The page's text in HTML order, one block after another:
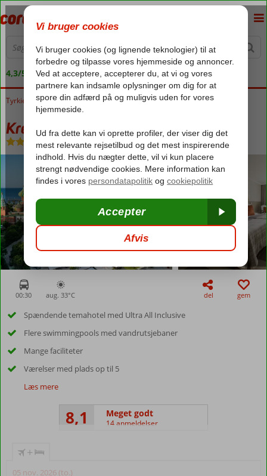
4,3/5 på Trustpilot
Forside
Tyrkiet Tyrkiets sydkyst Antalya Kundu Kremlin Palace
Kremlin Palace
Ultra All Inclusive- Hotel
00:30 aug. 33°C del gem
Spændende temahotel med Ultra All Inclusive
Flere swimmingpools med vandrutsjebaner
Mange faciliteter
Værelser med plads op til 5
Læs mere
8,1 Meget godt
14 anmeldelser
+
05 nov. 2026 (to.)